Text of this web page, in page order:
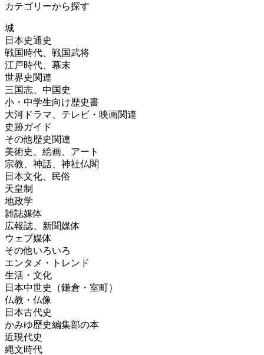
カテゴリーから探す
城
日本史通史
戦国時代、戦国武将
江戸時代、幕末
世界史関連
三国志、中国史
小・中学生向け歴史書
大河ドラマ、テレビ・映画関連
史跡ガイド
その他歴史関連
美術史、絵画、アート
宗教、神話、神社仏閣
日本文化、民俗
天皇制
地政学
雑誌媒体
広報誌、新聞媒体
ウェブ媒体
その他いろいろ
エンタメ・トレンド
生活・文化
日本中世史（鎌倉・室町）
仏教・仏像
日本古代史
かみゆ歴史編集部の本
近現代史
縄文時代